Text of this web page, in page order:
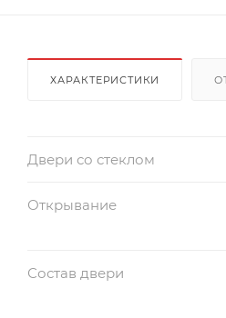
ХАРАКТЕРИСТИКИ
Двери со стеклом
Открывание
Состав двери